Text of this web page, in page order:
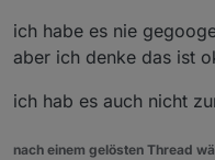
ich habe es nie
aber ich denke das ist
ich hab es auch nicht
nach einem gelösten Thread